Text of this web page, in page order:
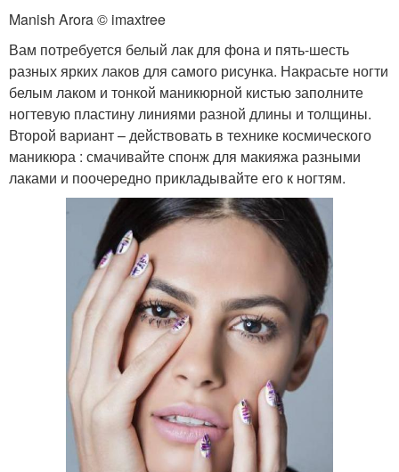
Manish Arora © imaxtree
Вам потребуется белый лак для фона и пять-шесть
разных ярких лаков для самого рисунка. Накрасьте ногти
белым лаком и тонкой маникюрной кистью заполните
ногтевую пластину линиями разной длины и толщины.
Второй вариант – действовать в технике космического
маникюра : смачивайте спонж для макияжа разными
лаками и поочередно прикладывайте его к ногтям.